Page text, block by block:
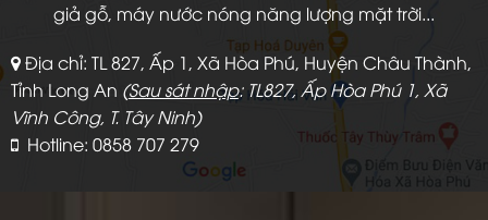
giả gỗ, máy nước nóng năng lượng mặt trời...
Địa chỉ: TL 827, Ấp 1, Xã Hòa Phú, Huyện Châu Thành,
Tỉnh Long An (Sau sát nhập: TL827, Ấp Hòa Phú 1, Xã
Vĩnh Công, T. Tây Ninh)
Hotline: 0858 707 279